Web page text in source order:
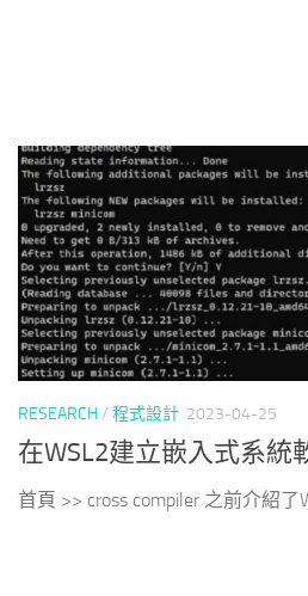
RESEARCH/ 程式設計 2023-04-25
在WSL2建立嵌入式系統
首頁 >> cross compiler 之前介紹了